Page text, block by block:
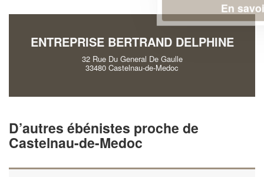
ENTREPRISE BERTRAND DELPHINE
32 Rue Du General De Gaulle
33480 Castelnau-de-Medoc
D’autres ébénistes proche de
Castelnau-de-Medoc